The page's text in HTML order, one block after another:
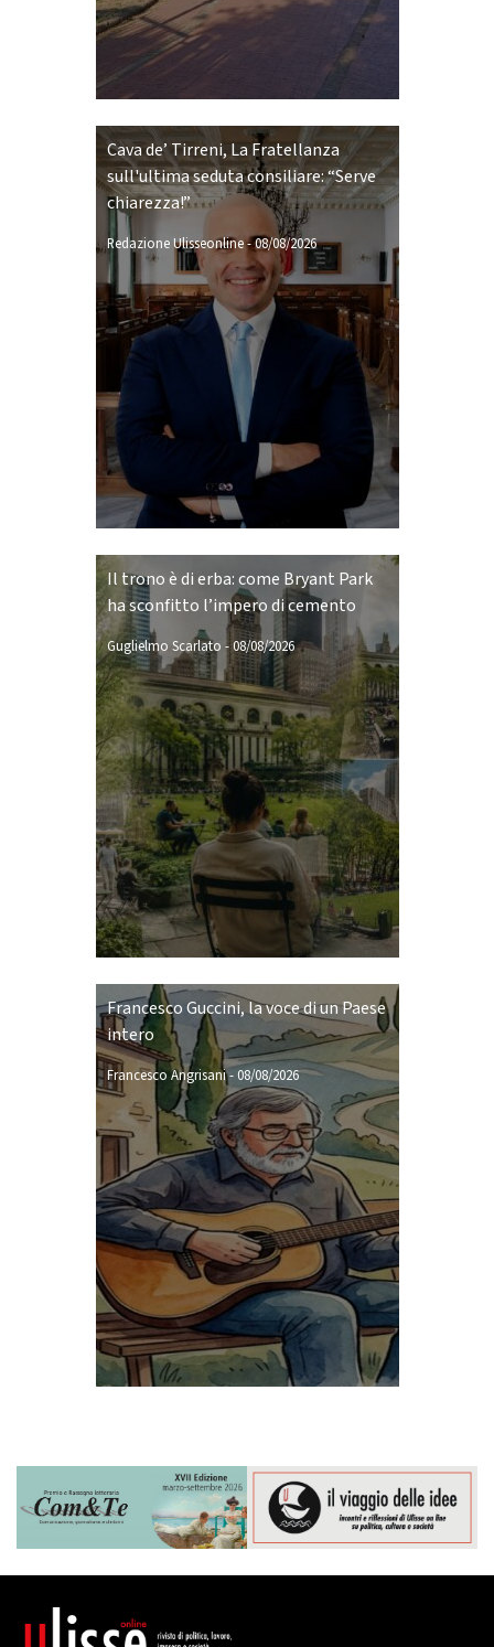
Cava de’ Tirreni, La Fratellanza
sull'ultima seduta consiliare: “Serve
chiarezza!”
Redazione Ulisseonline-08/08/2026
Il trono è di erba: come Bryant Park
ha sconfitto l’impero di cemento
Guglielmo Scarlato -08/08/2026
Francesco Guccini, la voce di un Paese
intero
Francesco Angrisani-08/08/2026